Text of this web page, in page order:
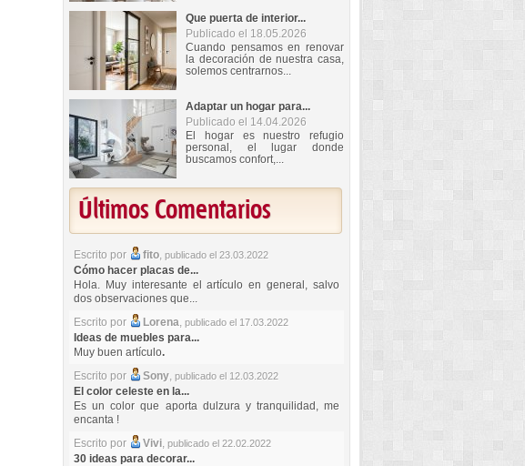
Que puerta de interior...
Publicado el 18.05.2026
Cuando pensamos en renovar
la decoración de nuestra casa,
solemos centrarnos...
Adaptar un hogar para...
Publicado el 14.04.2026
El hogar es nuestro refugio
personal, el lugar donde
buscamos confort,...
Últimos Comentarios
Escrito por fito, publicado el 23.03.2022
Cómo hacer placas de...
Hola. Muy interesante el artículo en general, salvo
dos observaciones que...
Escrito por
Lorena, publicado el 17.03.2022
Ideas de muebles para...
Muy buen artículo.
Escrito por
Sony, publicado el 12.03.2022
El color celeste en la...
Es un color que aporta dulzura y tranquilidad, me
encanta !
Escrito por
Vivi, publicado el 22.02.2022
30 ideas para decorar...